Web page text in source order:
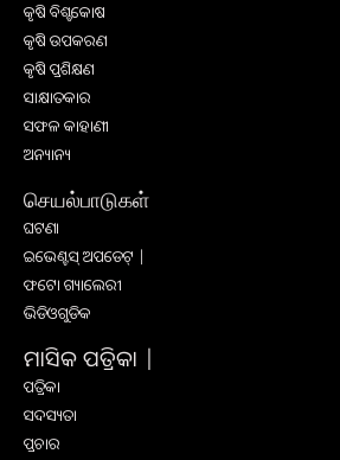
କୃଷି ବିଶ୍ବକୋଷ
କୃଷି ଉପକରଣ
କୃଷି ପ୍ରଶିକ୍ଷଣ
ସାକ୍ଷାତକାର
ସଫଳ କାହାଣୀ
ଅନ୍ୟାନ୍ୟ
செயல்பாடுகள்
ଘଟଣା
ଇଭେଣ୍ଟସ୍ ଅପଡେଟ୍ |
ଫଟୋ ଗ୍ୟାଲେରୀ
ଭିଡିଓଗୁଡିକ
ମାସିକ ପତ୍ରିକା |
ପତ୍ରିକା
ସଦସ୍ୟତା
ପ୍ରଚାର